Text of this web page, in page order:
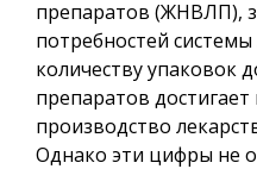
препаратов (ЖНВЛП),
потребностей
количеству упаковок
препаратов достигает
производство
Однако эти цифры не